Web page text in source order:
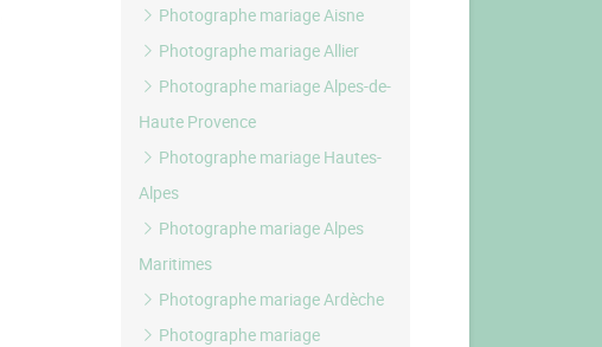
Photographe mariage Aisne
Photographe mariage Allier
Photographe mariage Alpes-de-
Haute Provence
Photographe mariage Hautes-
Alpes
Photographe mariage Alpes
Maritimes
Photographe mariage Ardèche
Photographe mariage